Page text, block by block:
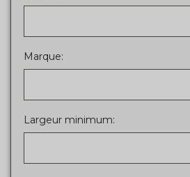
Marque:
Largeur minimum: